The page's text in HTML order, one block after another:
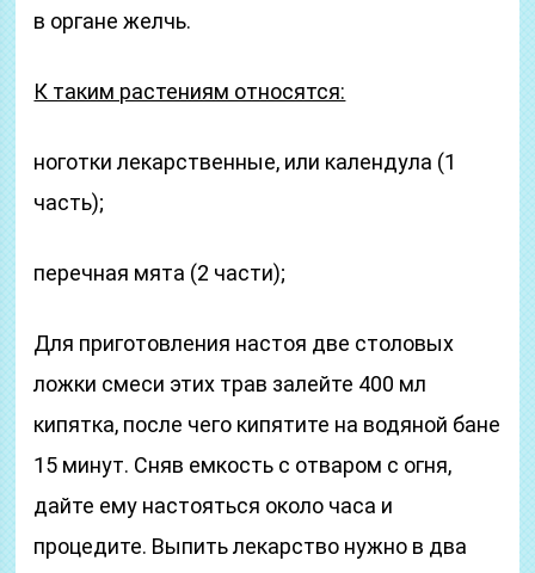
в органе желчь.
К таким растениям относятся:
ноготки лекарственные, или календула (1
часть);
перечная мята (2 части);
Для приготовления настоя две столовых
ложки смеси этих трав залейте 400 мл
кипятка, после чего кипятите на водяной бане
15 минут. Сняв емкость с отваром с огня,
дайте ему настояться около часа и
процедите. Выпить лекарство нужно в два